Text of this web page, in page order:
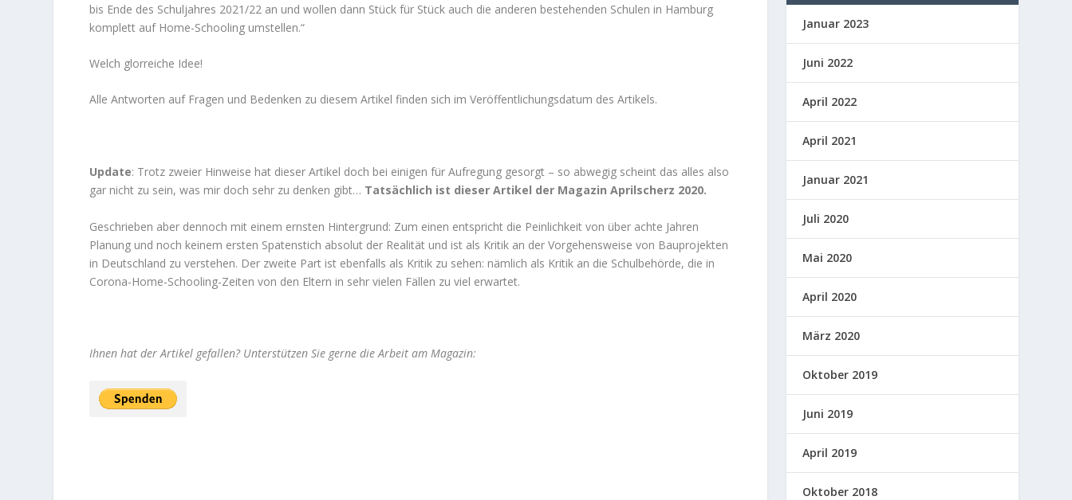
bis Ende des Schuljahres 2021/22 an und wollen dann Stück für Stück auch die anderen bestehenden Schulen in Hamburg
komplett auf Home-Schooling umstellen.“
Welch glorreiche Idee!
Alle Antworten auf Fragen und Bedenken zu diesem Artikel finden sich im Veröffentlichungsdatum des Artikels.
Update: Trotz zweier Hinweise hat dieser Artikel doch bei einigen für Aufregung gesorgt – so abwegig scheint das alles also
gar nicht zu sein, was mir doch sehr zu denken gibt… Tatsächlich ist dieser Artikel der Magazin Aprilscherz 2020.
Geschrieben aber dennoch mit einem ernsten Hintergrund: Zum einen entspricht die Peinlichkeit von über achte Jahren
Planung und noch keinem ersten Spatenstich absolut der Realität und ist als Kritik an der Vorgehensweise von Bauprojekten
in Deutschland zu verstehen. Der zweite Part ist ebenfalls als Kritik zu sehen: nämlich als Kritik an die Schulbehörde, die in
Corona-Home-Schooling-Zeiten von den Eltern in sehr vielen Fällen zu viel erwartet.
Ihnen hat der Artikel gefallen? Unterstützen Sie gerne die Arbeit am Magazin:
Januar 2023
Juni 2022
April 2022
April 2021
Januar 2021
Juli 2020
Mai 2020
April 2020
März 2020
Oktober 2019
Juni 2019
April 2019
Oktober 2018